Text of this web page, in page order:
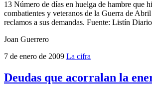
13 Número de días en huelga de hambre que
combatientes y veteranos de la Guerra de
reclamos a sus demandas. Fuente: Listín
Joan Guerrero
7 de enero de 2009 La cifra
Deudas que acorralan la